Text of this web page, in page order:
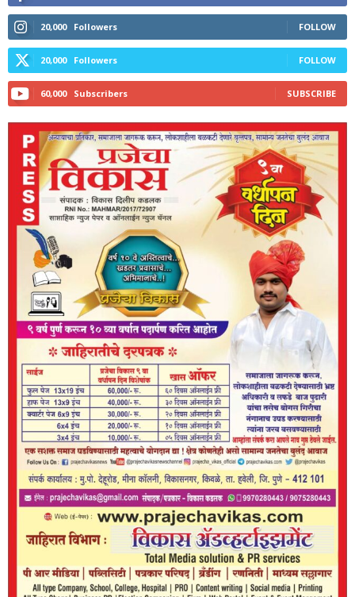
20,000 Followers FOLLOW
20,000 Followers FOLLOW
60,000 Subscribers SUBSCRIBE